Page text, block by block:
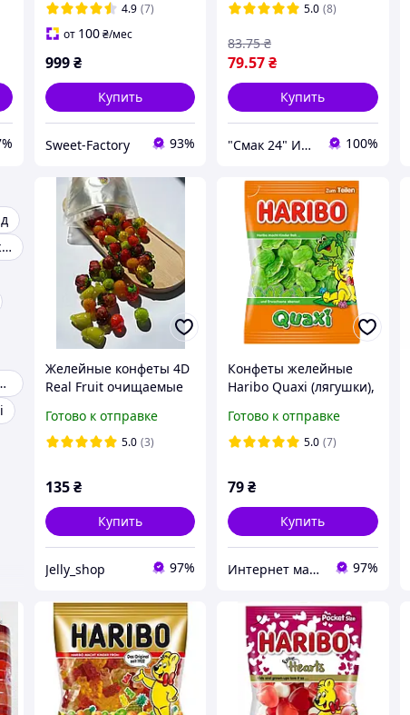
4.9 (7)
от 100₴/мес
999₴
Купить
Sweet-Factory 93%
5.0 (8)
79.57₴
83.75 ₴
Купить
"Смак 24" Интернет-магазин 100%
Желейные конфеты желейки
Jelly
Желейные конфеты 4D
Real Fruit очищаемые
Готово к отправке
5.0 (3)
135₴
Купить
Jelly_shop 97%
Конфеты желейные
Haribo Quaxi (лягушки),
жевательные
мармеладные конфеты
Готово к отправке
5.0 (7)
79₴
Купить
Интернет магазин «Coffee Day» 97%